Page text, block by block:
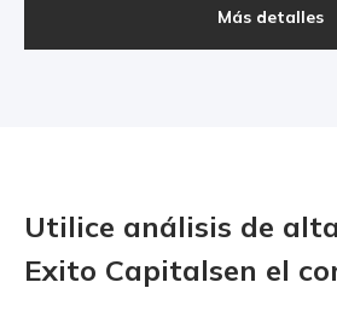
Más detalles
Utilice análisis de
Exito Capitalsen el